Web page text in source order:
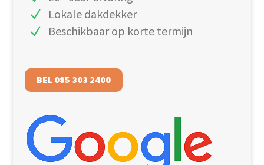
Lokale dakdekker
Beschikbaar op korte termijn
BEL 085 303 2400